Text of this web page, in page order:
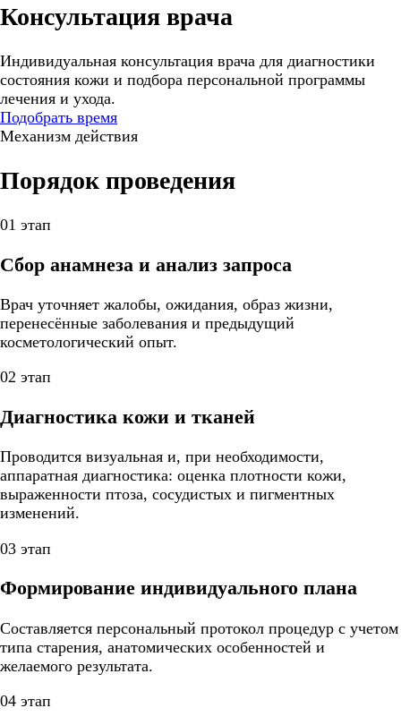
Консультация врача
Индивидуальная консультация врача для диагностики
состояния кожи и подбора персональной программы
лечения и ухода.
Подобрать время
Механизм действия
Порядок проведения
01 этап
Сбор анамнеза и анализ запроса
Врач уточняет жалобы, ожидания, образ жизни,
перенесённые заболевания и предыдущий
косметологический опыт.
02 этап
Диагностика кожи и тканей
Проводится визуальная и, при необходимости,
аппаратная диагностика: оценка плотности кожи,
выраженности птоза, сосудистых и пигментных
изменений.
03 этап
Формирование индивидуального плана
Составляется персональный протокол процедур с учетом
типа старения, анатомических особенностей и
желаемого результата.
04 этап